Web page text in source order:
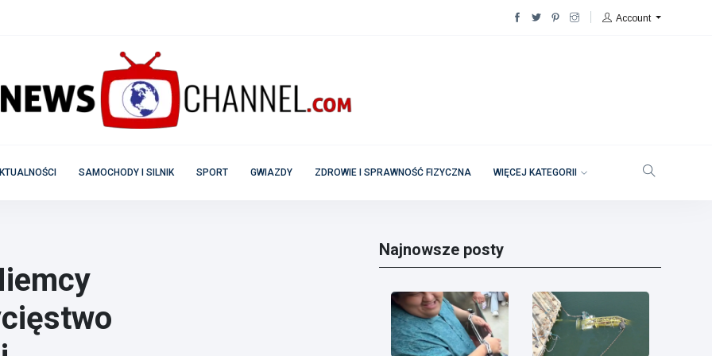
Account
SAMOCHODY I SILNIK SPORT GWIAZDY ZDROWIE I SPRAWNOŚĆ FIZYCZNA WIĘCEJ KATEGORII
Najnowsze posty